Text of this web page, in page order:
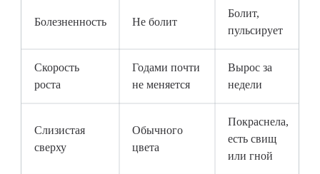
Болезненность Не болит
Болит,
пульсирует
Скорость
роста
Годами почти
не меняется
Вырос за
недели
Слизистая
сверху
Обычного
цвета
Покраснела,
есть свищ
или гной